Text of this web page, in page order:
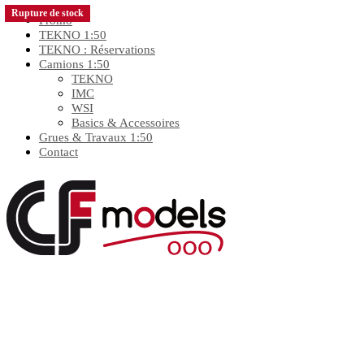
Promo
TEKNO 1:50
TEKNO : Réservations
Camions 1:50
TEKNO
IMC
WSI
Basics & Accessoires
Grues & Travaux 1:50
Contact
Rupture de stock